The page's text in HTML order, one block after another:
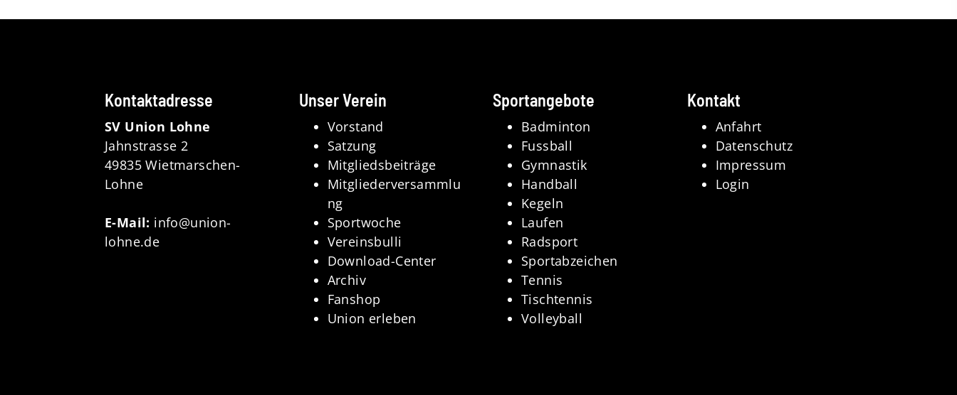
Kontaktadresse
SV Union Lohne
Jahnstrasse 2
49835 Wietmarschen-
Lohne
E-Mail: info@union-
lohne.de
Unser Verein
Vorstand
Satzung
Mitgliedsbeiträge
Mitgliederversammlu
ng
Sportwoche
Vereinsbulli
Download-Center
Archiv
Fanshop
Union erleben
Sportangebote
Badminton
Fussball
Gymnastik
Handball
Kegeln
Laufen
Radsport
Sportabzeichen
Tennis
Tischtennis
Volleyball
Kontakt
Anfahrt
Datenschutz
Impressum
Login